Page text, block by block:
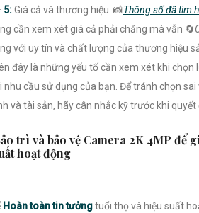
5:Giá cả và thương hiệu: 📸Thông số đã tìm
cần xem xét giá cả phải chăng mà vẫn 🔄
với uy tín và chất lượng của thương hiệu
đây là những yếu tố cần xem xét khi chọn
nhu cầu sử dụng của bạn. Để tránh chọn sai
và tài sản, hãy cân nhắc kỹ trước khi
trì và bảo vệ Camera 2K 4MP để
hoạt động
Hoàn toàn tin tưởngtuổi thọ và hiệu suất